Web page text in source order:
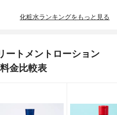
化粧水ランキングをもっと見る
ートメントローション
金比較表